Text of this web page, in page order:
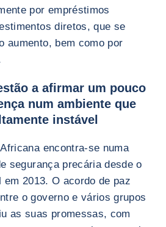
por empréstimos
diretos, que se
aumento, bem como por
a afirmar um pouco
num ambiente que
instável
encontra-se numa
segurança precária desde o
2013. O acordo de paz
o governo e vários grupos
as suas promessas, com